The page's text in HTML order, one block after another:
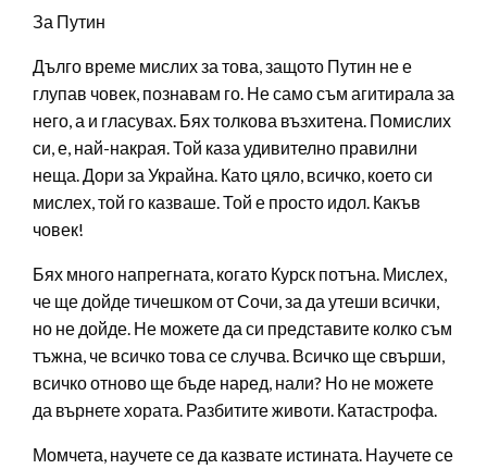
За Путин
Дълго време мислих за това, защото Путин не е
глупав човек, познавам го. Не само съм агитирала за
него, а и гласувах. Бях толкова възхитена. Помислих
си, е, най-накрая. Той каза удивително правилни
неща. Дори за Украйна. Като цяло, всичко, което си
мислех, той го казваше. Той е просто идол. Какъв
човек!
Бях много напрегната, когато Курск потъна. Мислех,
че ще дойде тичешком от Сочи, за да утеши всички,
но не дойде. Не можете да си представите колко съм
тъжна, че всичко това се случва. Всичко ще свърши,
всичко отново ще бъде наред, нали? Но не можете
да върнете хората. Разбитите животи. Катастрофа.
Момчета, научете се да казвате истината. Научете се